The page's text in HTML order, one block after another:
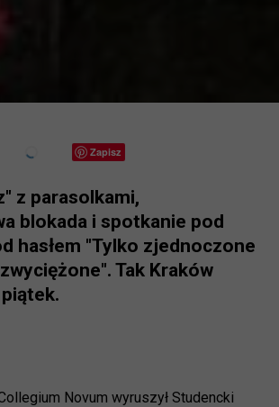
Zapisz
z parasolkami,
blokada i spotkanie pod
hasłem "Tylko zjednoczone
Tak Kraków
Novum wyruszył Studencki